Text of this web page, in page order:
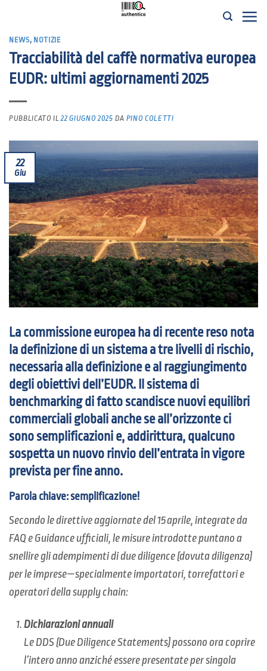
contenuti
NEWS, NOTIZIE
Tracciabilità del caffè normativa europea
EUDR: ultimi aggiornamenti 2025
PUBBLICATO IL22 GIUGNO 2025 DA PINO COLETTI
22
Giu
La commissione europea ha di recente reso nota
la definizione di un sistema a tre livelli di rischio,
necessaria alla definizione e al raggiungimento
degli obiettivi dell’EUDR. Il sistema di
benchmarking di fatto scandisce nuovi equilibri
commerciali globali anche se all’orizzonte ci
sono semplificazioni e, addirittura, qualcuno
sospetta un nuovo rinvio dell’entrata in vigore
prevista per fine anno.
Parola chiave: semplificazione!
Secondo le direttive aggiornate del 15 aprile, integrate da
FAQ e Guidance ufficiali, le misure introdotte puntano a
snellire gli adempimenti didue diligence(dovuta diligenza)
per le imprese—specialmente importatori, torrefattori e
operatori della supply chain:
Dichiarazioni annuali
Le DDS (Due Diligence Statements) possono ora coprire
l’intero anno anziché essere presentate per singola